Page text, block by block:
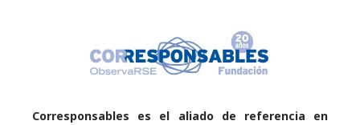
Corresponsables es el aliado de referencia en